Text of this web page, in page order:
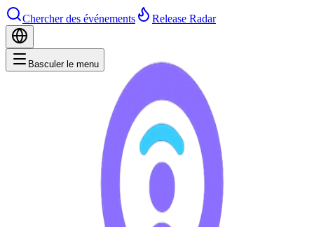
Chercher des événements Release Radar
Basculer le menu